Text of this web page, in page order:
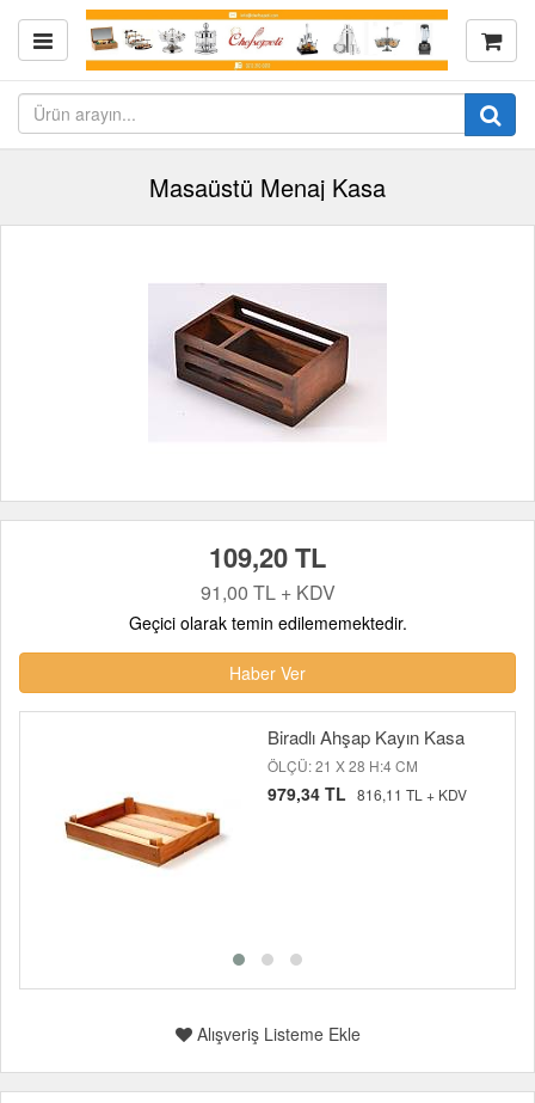
Masaüstü Menaj Kasa
109,20 TL
91,00 TL + KDV
Geçici olarak temin edilememektedir.
Haber Ver
Biradlı Ahşap Kayın Kasa
ÖLÇÜ: 21 X 28 H:4 CM
979,34 TL 816,11 TL + KDV
Alışveriş Listeme Ekle